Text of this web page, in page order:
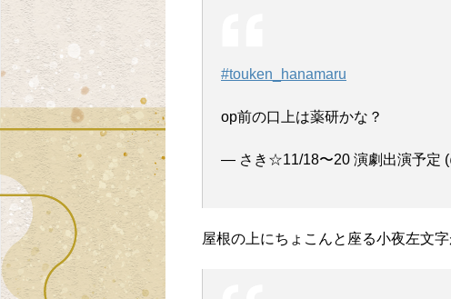
#touken_hanamaru
op前の口上は薬研かな？
— さき☆11/18〜20 演劇出演予定
屋根の上にちょこんと座る小夜左文字